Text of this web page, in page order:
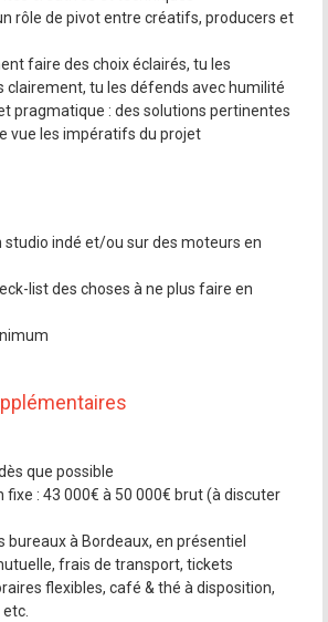
rôle de pivot entre créatifs, producers et
faire des choix éclairés, tu les
clairement, tu les défends avec humilité
pragmatique : des solutions pertinentes
vue les impératifs du projet
studio indé et/ou sur des moteurs en
list des choses à ne plus faire en
que possible
fixe : 43 000€ à 50 000€ brut (à discuter
bureaux à Bordeaux, en présentiel
frais de transport, tickets
flexibles, café & thé à disposition,
etc.